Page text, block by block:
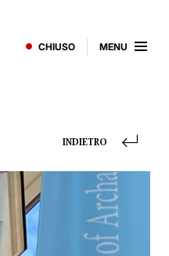
CHIUSO MENU
INDIETRO